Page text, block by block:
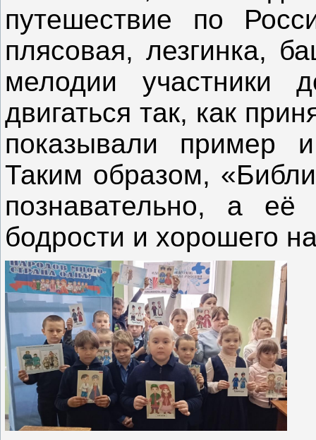
путешествие по
плясовая, лезгинка,
мелодии участники
двигаться так, как
показывали пример
Таким образом,
познавательно, а её
бодрости и хорошего